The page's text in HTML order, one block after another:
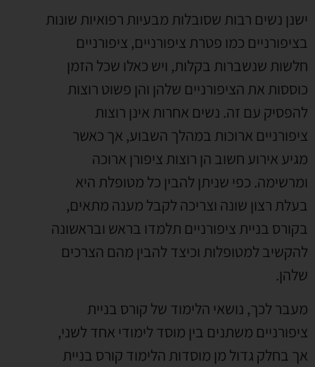
ישנן נשים רבות שסובלות מבעיות רפואיות שונות
בציפורניים כמו פטרת ציפורניים, ציפורניים
חלשות שנשברות בקלות, ויש כאלו שכל הזמן
כוססות את הציפורניים שלהן והן פשוט רוצות
להפסיק עם זה. נשים אחרות אינן רוצות
ציפורניים ארוכות במהלך השבוע, אך כאשר
מגיע אירוע חשוב הן רוצות ציפורן ארוכה
ומרשימה. כפי שניתן להבין כל מטופלת היא
בעלת רצון שונה וצריכה לקבל מענה מתאים,
בקורס בניית ציפורניים תלמדו בראש ובראשונה
להקשיב למטופלות וכיצד להבין מהם הצרכים
שלהן.
מעבר לכך, נושאי הלימוד של קורס בניית
ציפורניים משתנים בין מוסד לימודי אחד לשני,
אך בחלק גדול מן מוסדות הלימוד קורס בניית